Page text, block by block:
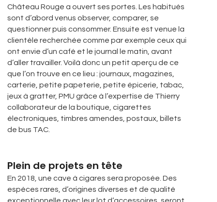
Château Rouge a ouvert ses portes. Les habitués
sont d’abord venus observer, comparer, se
questionner puis consommer. Ensuite est venue la
clientèle recherchée comme par exemple ceux qui
ont envie d’un café et le journal le matin, avant
d’aller travailler. Voilà donc un petit aperçu de ce
que l’on trouve en ce lieu : journaux, magazines,
carterie, petite papeterie, petite épicerie, tabac,
jeux à gratter, PMU grâce à l’expertise de Thierry
collaborateur de la boutique, cigarettes
électroniques, timbres amendes, postaux, billets
de bus TAC.
Plein de projets en tête
En 2018, une cave à cigares sera proposée. Des
espèces rares, d’origines diverses et de qualité